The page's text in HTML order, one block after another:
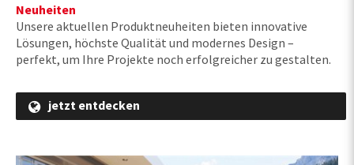
Neuheiten
Unsere aktuellen Produktneuheiten bieten innovative
Lösungen, höchste Qualität und modernes Design –
perfekt, um Ihre Projekte noch erfolgreicher zu gestalten.
jetzt entdecken